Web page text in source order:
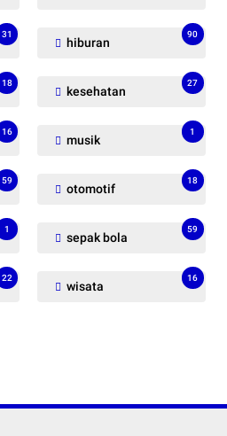
31
hiburan
90
18
kesehatan
27
16
musik
1
59
otomotif
18
1
sepak bola
59
22
wisata
16